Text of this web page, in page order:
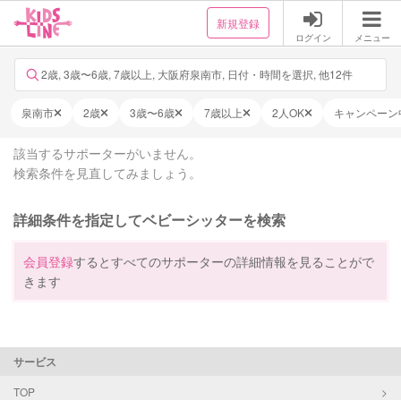
新規登録
ログイン メニュー
2歳, 3歳〜6歳, 7歳以上, 大阪府泉南市, 日付・時間を選択, 他12件
泉南市 2歳 3歳〜6歳 7歳以上 2人OK キャンペーン
該当するサポーターがいません。
検索条件を見直してみましょう。
詳細条件を指定してベビーシッターを検索
会員登録するとすべてのサポーターの詳細情報を見ることがで
きます
サービス
TOP